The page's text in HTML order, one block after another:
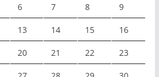
6 7 8 9
13 14 15 16
20 21 22 23